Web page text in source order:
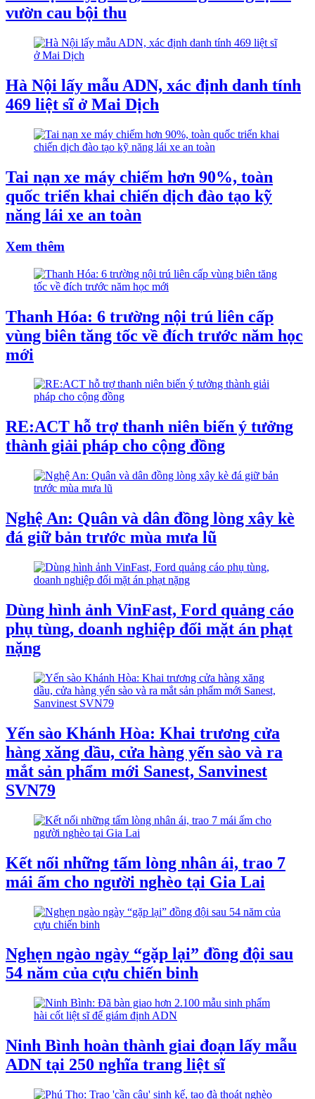
vườn cau bội thu
Hà Nội lấy mẫu ADN, xác định danh tính
469 liệt sĩ ở Mai Dịch
Tai nạn xe máy chiếm hơn 90%, toàn
quốc triển khai chiến dịch đào tạo kỹ
năng lái xe an toàn
Xem thêm
Thanh Hóa: 6 trường nội trú liên cấp
vùng biên tăng tốc về đích trước năm học
mới
RE:ACT hỗ trợ thanh niên biến ý tưởng
thành giải pháp cho cộng đồng
Nghệ An: Quân và dân đồng lòng xây kè
đá giữ bản trước mùa mưa lũ
Dùng hình ảnh VinFast, Ford quảng cáo
phụ tùng, doanh nghiệp đối mặt án phạt
nặng
Yến sào Khánh Hòa: Khai trương cửa
hàng xăng dầu, cửa hàng yến sào và ra
mắt sản phẩm mới Sanest, Sanvinest
SVN79
Kết nối những tấm lòng nhân ái, trao 7
mái ấm cho người nghèo tại Gia Lai
Nghẹn ngào ngày “gặp lại” đồng đội sau
54 năm của cựu chiến binh
Ninh Bình hoàn thành giai đoạn lấy mẫu
ADN tại 250 nghĩa trang liệt sĩ